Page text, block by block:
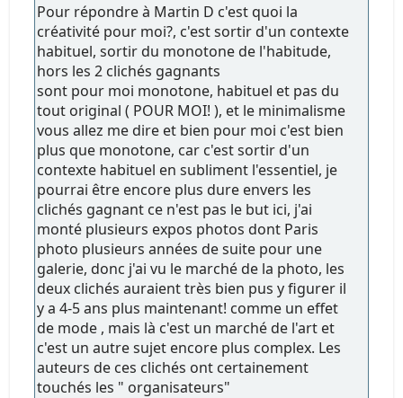
Pour répondre à Martin D c'est quoi la
créativité pour moi?, c'est sortir d'un contexte
habituel, sortir du monotone de l'habitude,
hors les 2 clichés gagnants
sont pour moi monotone, habituel et pas du
tout original ( POUR MOI! ), et le minimalisme
vous allez me dire et bien pour moi c'est bien
plus que monotone, car c'est sortir d'un
contexte habituel en subliment l'essentiel, je
pourrai être encore plus dure envers les
clichés gagnant ce n'est pas le but ici, j'ai
monté plusieurs expos photos dont Paris
photo plusieurs années de suite pour une
galerie, donc j'ai vu le marché de la photo, les
deux clichés auraient très bien pus y figurer il
y a 4-5 ans plus maintenant! comme un effet
de mode , mais là c'est un marché de l'art et
c'est un autre sujet encore plus complex. Les
auteurs de ces clichés ont certainement
touchés les " organisateurs"